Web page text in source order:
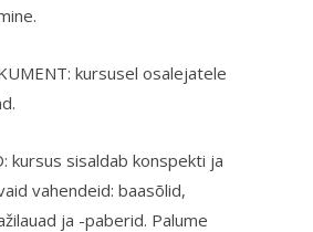
kursusel osalejatele
kursus sisaldab konspekti ja
vahendeid: baasõlid,
ja -paberid. Palume